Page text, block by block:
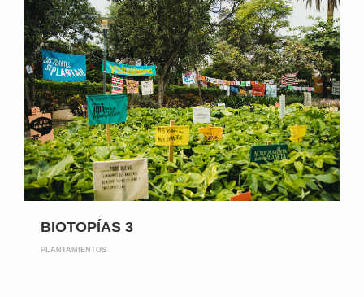
BIOTOPÍAS 3
PLANTAMIENTOS